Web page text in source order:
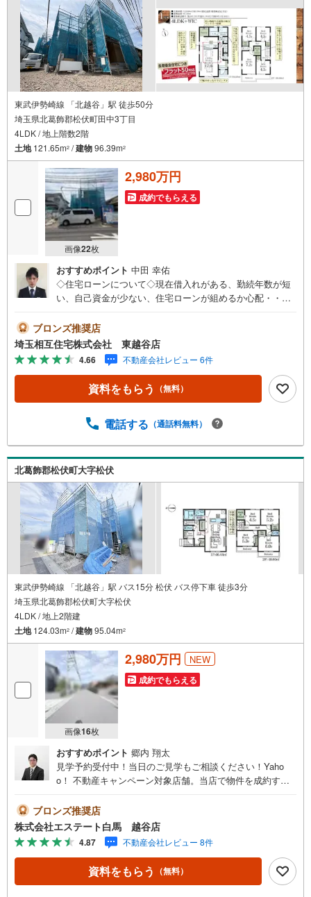
トも完備しているので、必要の際はお声掛け下さい。
東武伊勢崎線 「北越谷」駅 徒歩50分
埼玉県北葛飾郡松伏町田中3丁目
4LDK / 地上階数2階
土地121.65m2 /建物96.39m2
画像22枚
2,980万円
成約でもらえる
おすすめポイント 中田 幸佑
◇住宅ローンについて◇現在借入れがある、勤続年数が短
い、自己資金が少ない、住宅ローンが組めるか心配・・・
ーおります！お気軽にご相談下さい。◇買取保証付き売却
システム◇お住み替えでご自宅が売れない、不動産早期現
金化をしたい、他社に販売活動を依頼しているが売れな
い・・・そう思われている方。一定期間で成約に至らなか
った場合、予め設定させていただいた金額で当社が買取致
します。越谷の戸建、土地、マンション買取は弊社まで！
いただき、ご契約になりますと素敵な特典を差し上げま
イクロン掃除機等をプレゼント♪（特典は当社一定基準を
設けております。詳しくはお問合せ下さい）◇お子様がい
るお客様でも安心◇キッズスペース完備。チャイルドシー
トも完備しているので、必要の際はお声掛け下さい。
ブロンズ推奨店
埼玉相互住宅株式会社 東越谷店
4.66 不動産会社レビュー 6件
資料をもらう （無料）
電話する （通話料無料）
北葛飾郡松伏町大字松伏
東武伊勢崎線 「北越谷」駅 バス15分 松伏 バス停下車 徒歩3分
埼玉県北葛飾郡松伏町大字松伏
4LDK / 地上2階建
土地124.03m2 /建物95.04m2
画像16枚
2,980万円 NEW
成約でもらえる
おすすめポイント 郷内 翔太
見学予約受付中！当日のご見学もご相談ください！Yaho
o！ 不動産キャンペーン対象店舗。当店で物件を成約する
予約をする」ボタンからお問い合わせください。【営業時
間 9:30～19:00】（年末年始除く）・人気物件には特に問
い合わせが集中するため、お早めにお電話ください。「室
内・現地を見学する」ボタンよりご予約いただくとご見学
がスムーズです。【エステート白馬 越谷店】・提携FPへの
無料個別相談サービス外部のファイナンシャルプランナー
ブロンズ推奨店
株式会社エステート白馬 越谷店
4.87 不動産会社レビュー 8件
資料をもらう （無料）